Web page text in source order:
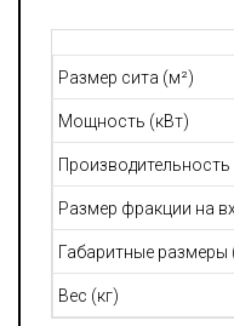
Размер сита (м²)
Мощность (кВт)
Производительность
Размер фракции на
Габаритные
Вес (кг)